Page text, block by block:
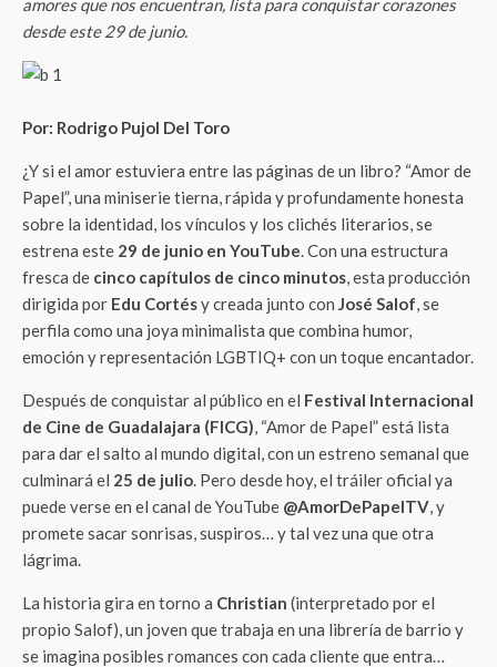
amores que nos encuentran, lista para conquistar corazones
desde este 29 de junio.
Por: Rodrigo Pujol Del Toro
¿Y si el amor estuviera entre las páginas de un libro? “Amor de
Papel”, una miniserie tierna, rápida y profundamente honesta
sobre la identidad, los vínculos y los clichés literarios, se
estrena este 29 de junio en YouTube. Con una estructura
fresca de cinco capítulos de cinco minutos, esta producción
dirigida por Edu Cortésy creada junto con José Salof, se
perfila como una joya minimalista que combina humor,
emoción y representación LGBTIQ+ con un toque encantador.
Después de conquistar al público en el Festival Internacional
de Cine de Guadalajara (FICG), “Amor de Papel” está lista
para dar el salto al mundo digital, con un estreno semanal que
culminará el 25 de julio. Pero desde hoy, el tráiler oficial ya
puede verse en el canal de YouTube @AmorDePapelTV, y
promete sacar sonrisas, suspiros… y tal vez una que otra
lágrima.
La historia gira en torno a Christian (interpretado por el
propio Salof), un joven que trabaja en una librería de barrio y
se imagina posibles romances con cada cliente que entra…